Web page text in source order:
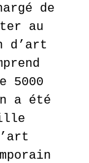
de
au
d’art
5000
a été